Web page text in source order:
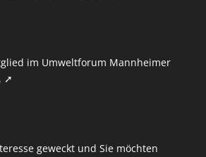
im Umweltforum Mannheimer
➚
geweckt und Sie möchten